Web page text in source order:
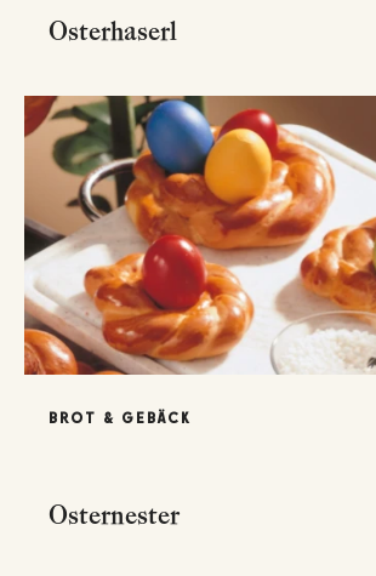
Osterhaserl
BROT & GEBÄCK
Osternester